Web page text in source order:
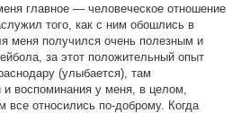
главное — человеческое отношение
того, как с ним обошлись в
меня получился очень полезным и
за этот положительный опыт
(улыбается), там
воспоминания у меня, в целом,
все относились по-доброму. Когда